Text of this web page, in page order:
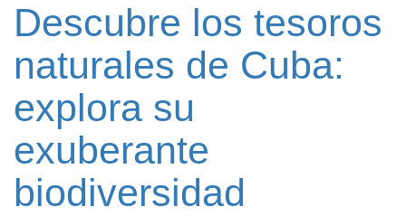
Descubre los tesoros
naturales de Cuba:
explora su
exuberante
biodiversidad